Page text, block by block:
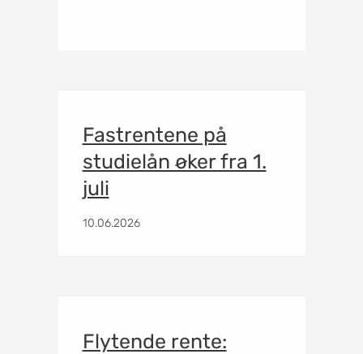
Fastrentene på
studielån øker fra 1.
juli
10.06.2026
Flytende rente: